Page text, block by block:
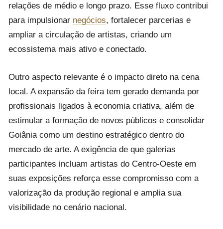
relações de médio e longo prazo. Esse fluxo contribui
para impulsionar negócios, fortalecer parcerias e
ampliar a circulação de artistas, criando um
ecossistema mais ativo e conectado.
Outro aspecto relevante é o impacto direto na cena
local. A expansão da feira tem gerado demanda por
profissionais ligados à economia criativa, além de
estimular a formação de novos públicos e consolidar
Goiânia como um destino estratégico dentro do
mercado de arte. A exigência de que galerias
participantes incluam artistas do Centro-Oeste em
suas exposições reforça esse compromisso com a
valorização da produção regional e amplia sua
visibilidade no cenário nacional.